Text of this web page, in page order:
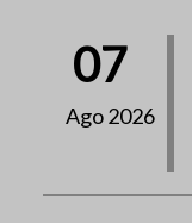
07
Ago 2026